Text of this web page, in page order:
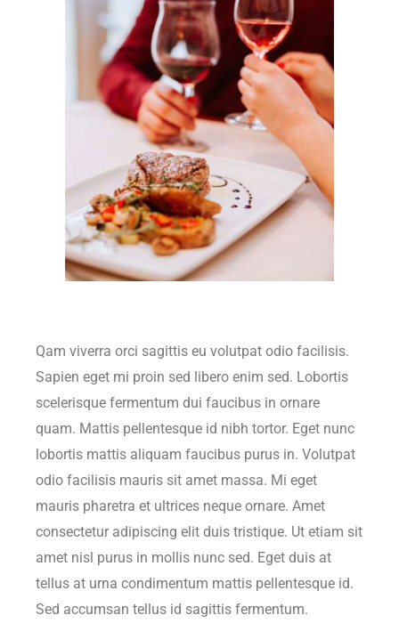
Qam viverra orci sagittis eu volutpat odio facilisis.
Sapien eget mi proin sed libero enim sed. Lobortis
scelerisque fermentum dui faucibus in ornare
quam. Mattis pellentesque id nibh tortor. Eget nunc
lobortis mattis aliquam faucibus purus in. Volutpat
odio facilisis mauris sit amet massa. Mi eget
mauris pharetra et ultrices neque ornare. Amet
consectetur adipiscing elit duis tristique. Ut etiam sit
amet nisl purus in mollis nunc sed. Eget duis at
tellus at urna condimentum mattis pellentesque id.
Sed accumsan tellus id sagittis fermentum.